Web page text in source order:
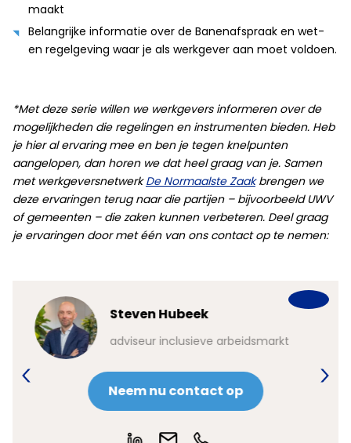
maakt
Belangrijke informatie over de Banenafspraak en wet-
en regelgeving waar je als werkgever aan moet voldoen.
*Met deze serie willen we werkgevers informeren over de
mogelijkheden die regelingen en instrumenten bieden. Heb
je hier al ervaring mee en ben je tegen knelpunten
aangelopen, dan horen we dat heel graag van je. Samen
met werkgeversnetwerkDe Normaalste Zaakbrengen we
deze ervaringen terug naar die partijen – bijvoorbeeld UWV
of gemeenten – die zaken kunnen verbeteren. Deel graag
je ervaringen door met één van ons contact op te nemen:
Steven Hubeek
adviseur inclusieve arbeidsmarkt
Neem nu contact op